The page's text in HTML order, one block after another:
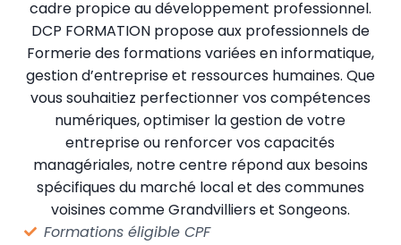
cadre propice au développement professionnel.
DCP FORMATION propose aux professionnels de
Formerie des formations variées en informatique,
gestion d’entreprise et ressources humaines. Que
vous souhaitiez perfectionner vos compétences
numériques, optimiser la gestion de votre
entreprise ou renforcer vos capacités
managériales, notre centre répond aux besoins
spécifiques du marché local et des communes
voisines comme Grandvilliers et Songeons.
Formations éligible CPF